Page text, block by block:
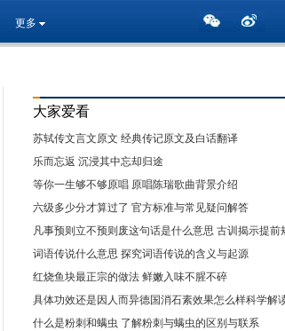
更多
大家爱看
苏轼传文言文原文 经典传记原文及白话翻译
乐而忘返 沉浸其中忘却归途
等你一生够不够原唱 原唱陈瑞歌曲背景介绍
六级多少分才算过了 官方标准与常见疑问解答
凡事预则立不预则废这句话是什么意思 古训揭示提前
性
词语传说什么意思 探究词语传说的含义与起源
红烧鱼块最正宗的做法 鲜嫩入味不腥不碎
具体功效还是因人而异德国消石素效果怎么样科学解
用
什么是粉刺和螨虫 了解粉刺与螨虫的区别与联系